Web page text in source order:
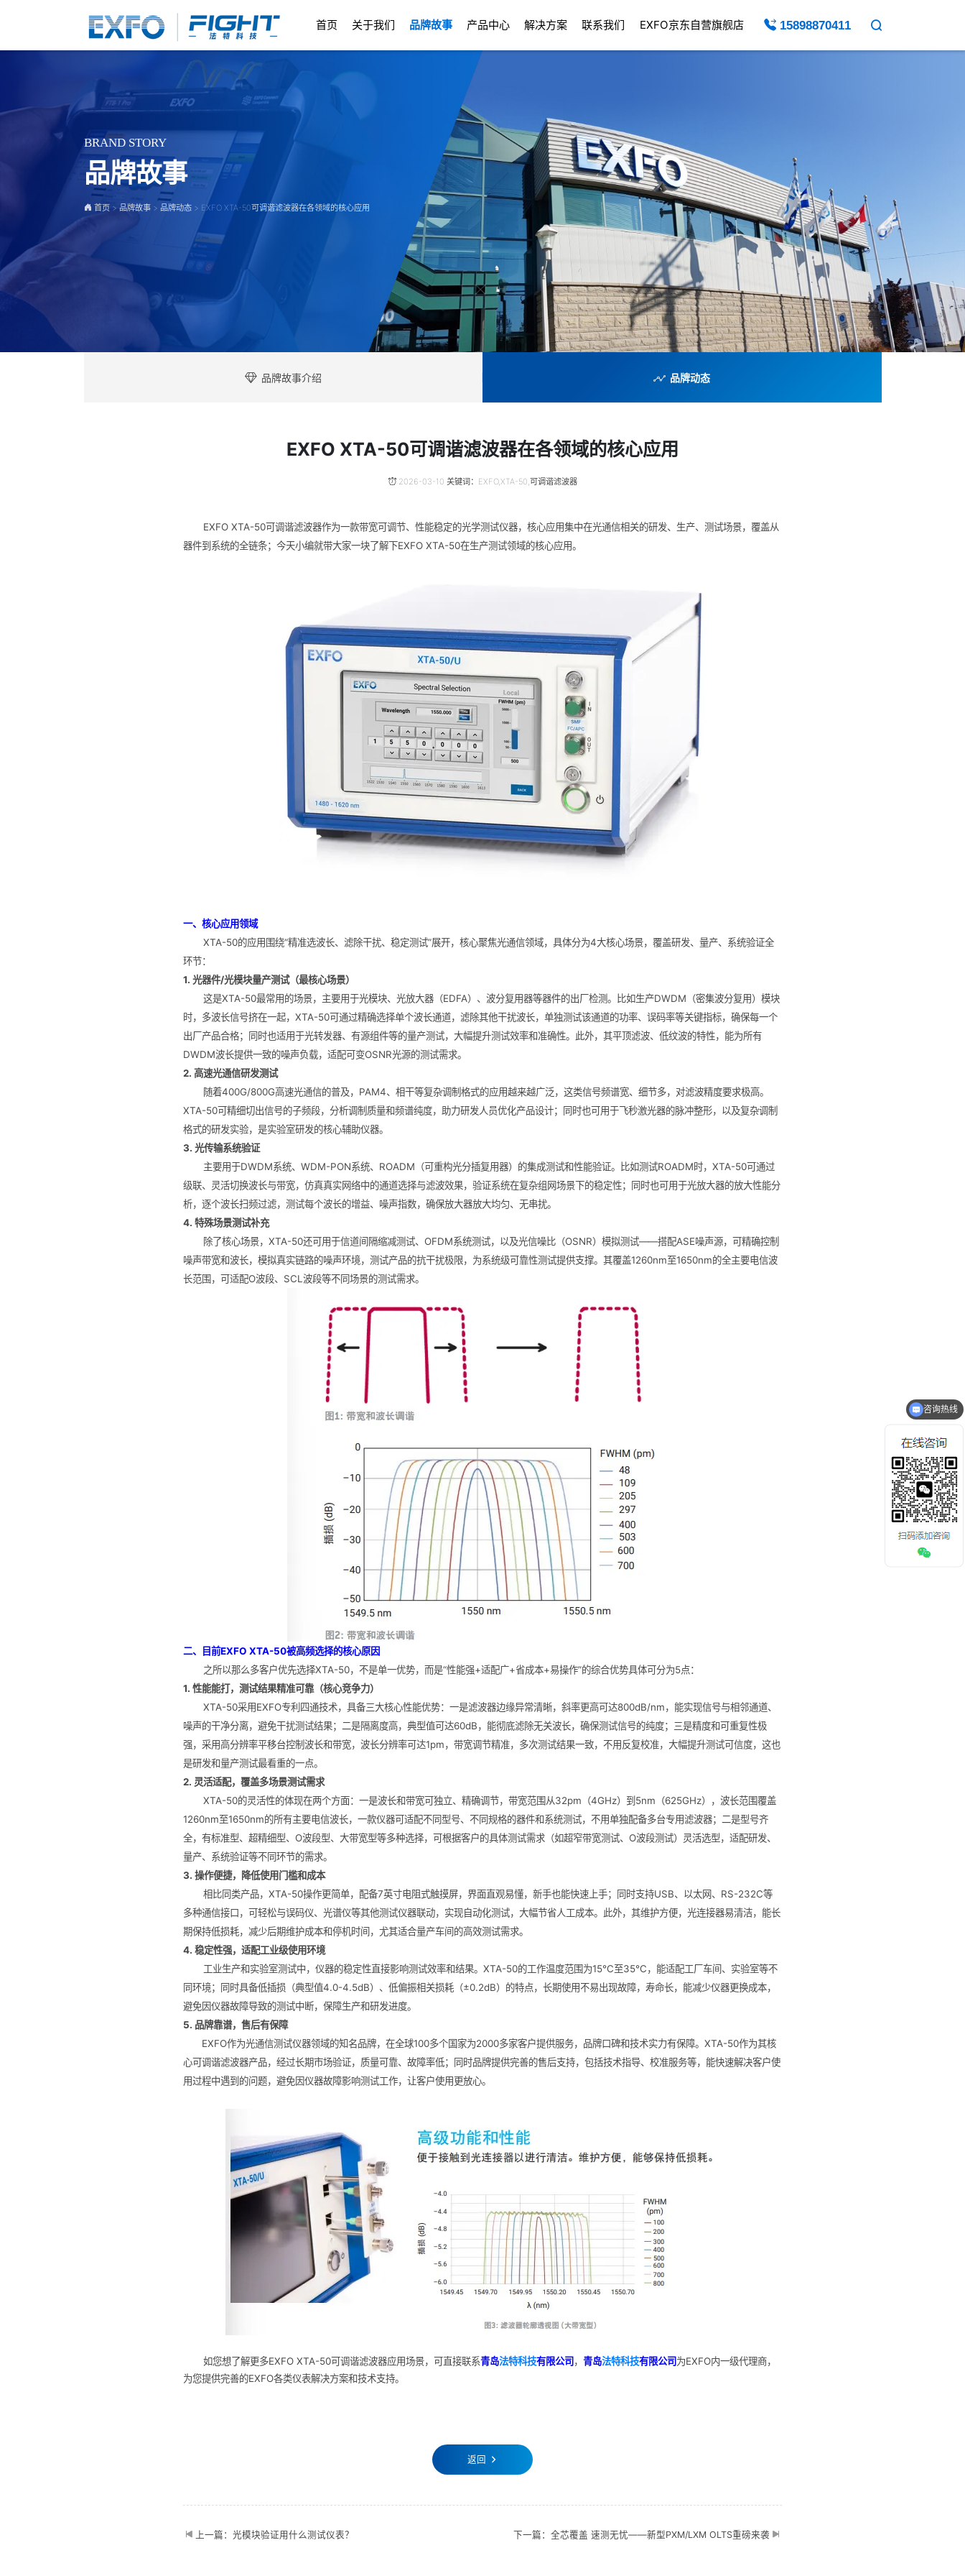
首页 关于我们 品牌故事 产品中心 解决方案 联系我们 EXFO京东自营旗舰店 15898870411
BRAND STORY
品牌故事
首页> 品牌故事> 品牌动态> EXFO XTA-50可调谐滤波器在各领域的核心应用
品牌故事介绍 品牌动态
EXFO XTA-50可调谐滤波器在各领域的核心应用
2026-03-10 关键词：EXFO,XTA-50,可调谐滤波器
EXFO XTA-50可调谐滤波器作为一款带宽可调节、性能稳定的光学测试仪器，核心应用集中在光通信相关的研发、生产、测试场景，覆盖从
器件到系统的全链条；今天小编就带大家一块了解下EXFO XTA-50在生产测试领域的核心应用。
一、核心应用领域
XTA-50的应用围绕“精准选波长、滤除干扰、稳定测试”展开，核心聚焦光通信领域，具体分为4大核心场景，覆盖研发、量产、系统验证全
环节：
1. 光器件/光模块量产测试（最核心场景）
这是XTA-50最常用的场景，主要用于光模块、光放大器（EDFA）、波分复用器等器件的出厂检测。比如生产DWDM（密集波分复用）模块
时，多波长信号挤在一起，XTA-50可通过精确选择单个波长通道，滤除其他干扰波长，单独测试该通道的功率、误码率等关键指标，确保每一个
出厂产品合格；同时也适用于光转发器、有源组件等的量产测试，大幅提升测试效率和准确性。此外，其平顶滤波、低纹波的特性，能为所有
DWDM波长提供一致的噪声负载，适配可变OSNR光源的测试需求。
2. 高速光通信研发测试
随着400G/800G高速光通信的普及，PAM4、相干等复杂调制格式的应用越来越广泛，这类信号频谱宽、细节多，对滤波精度要求极高。
XTA-50可精细切出信号的子频段，分析调制质量和频谱纯度，助力研发人员优化产品设计；同时也可用于飞秒激光器的脉冲整形，以及复杂调制
格式的研发实验，是实验室研发的核心辅助仪器。
3. 光传输系统验证
主要用于DWDM系统、WDM-PON系统、ROADM（可重构光分插复用器）的集成测试和性能验证。比如测试ROADM时，XTA-50可通过
级联、灵活切换波长与带宽，仿真真实网络中的通道选择与滤波效果，验证系统在复杂组网场景下的稳定性；同时也可用于光放大器的放大性能分
析，逐个波长扫频过滤，测试每个波长的增益、噪声指数，确保放大器放大均匀、无串扰。
4. 特殊场景测试补充
除了核心场景，XTA-50还可用于信道间隔缩减测试、OFDM系统测试，以及光信噪比（OSNR）模拟测试——搭配ASE噪声源，可精确控制
噪声带宽和波长，模拟真实链路的噪声环境，测试产品的抗干扰极限，为系统级可靠性测试提供支撑。其覆盖1260nm至1650nm的全主要电信波
长范围，可适配O波段、SCL波段等不同场景的测试需求。
二、 目前EXFO XTA-50被高频选择的核心原因
之所以那么多客户优先选择XTA-50，不是单一优势，而是“性能强+适配广+省成本+易操作”的综合优势具体可分为5点：
1. 性能能打，测试结果精准可靠（核心竞争力）
XTA-50采用EXFO专利四通技术，具备三大核心性能优势：一是滤波器边缘异常清晰，斜率更高可达800dB/nm，能实现信号与相邻通道、
噪声的干净分离，避免干扰测试结果；二是隔离度高，典型值可达60dB，能彻底滤除无关波长，确保测试信号的纯度；三是精度和可重复性极
强，采用高分辨率平移台控制波长和带宽，波长分辨率可达1pm，带宽调节精准，多次测试结果一致，不用反复校准，大幅提升测试可信度，这也
是研发和量产测试最看重的一点。
2. 灵活适配，覆盖多场景测试需求
XTA-50的灵活性的体现在两个方面：一是波长和带宽可独立、精确调节，带宽范围从32pm（4GHz）到5nm（625GHz），波长范围覆盖
1260nm至1650nm的所有主要电信波长，一款仪器可适配不同型号、不同规格的器件和系统测试，不用单独配备多台专用滤波器；二是型号齐
全，有标准型、超精细型、O波段型、大带宽型等多种选择，可根据客户的具体测试需求（如超窄带宽测试、O波段测试）灵活选型，适配研发、
量产、系统验证等不同环节的需求。
3. 操作便捷，降低使用门槛和成本
相比同类产品，XTA-50操作更简单，配备7英寸电阻式触摸屏，界面直观易懂，新手也能快速上手；同时支持USB、以太网、RS-232C等
多种通信接口，可轻松与误码仪、光谱仪等其他测试仪器联动，实现自动化测试，大幅节省人工成本。此外，其维护方便，光连接器易清洁，能长
期保持低损耗，减少后期维护成本和停机时间，尤其适合量产车间的高效测试需求。
4. 稳定性强，适配工业级使用环境
工业生产和实验室测试中，仪器的稳定性直接影响测试效率和结果。XTA-50的工作温度范围为15℃至35℃，能适配工厂车间、实验室等不
同环境；同时具备低插损（典型值4.0-4.5dB）、低偏振相关损耗（±0.2dB）的特点，长期使用不易出现故障，寿命长，能减少仪器更换成本，
避免因仪器故障导致的测试中断，保障生产和研发进度。
5. 品牌靠谱，售后有保障
EXFO作为光通信测试仪器领域的知名品牌，在全球100多个国家为2000多家客户提供服务，品牌口碑和技术实力有保障。XTA-50作为其核
心可调谐滤波器产品，经过长期市场验证，质量可靠、故障率低；同时品牌提供完善的售后支持，包括技术指导、校准服务等，能快速解决客户使
用过程中遇到的问题，避免因仪器故障影响测试工作，让客户使用更放心。
如您想了解更多EXFO XTA-50可调谐滤波器应用场景，可直接联系青岛法特科技有限公司 ，青岛法特科技有限公司为EXFO内一级代理商，
为您提供完善的EXFO各类仪表解决方案和技术支持。
返回
上一篇：光模块验证用什么测试仪表？ 下一篇：全芯覆盖 速测无忧——新型PXM/LXM OLTS重磅来袭
获取报价